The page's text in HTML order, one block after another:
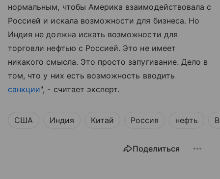
нормальным, чтобы Америка взаимодействовала с
Россией и искала возможности для бизнеса. Но
Индия не должна искать возможности для
торговли нефтью с Россией. Это не имеет
никакого смысла. Это просто запугивание. Дело в
том, что у них есть возможность вводить
санкции", - считает эксперт.
США Индия Китай Россия нефть
Поделиться